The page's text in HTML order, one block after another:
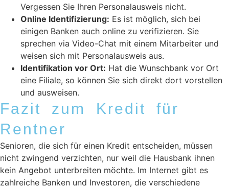
Vergessen Sie Ihren Personalausweis nicht.
Online Identifizierung: Es ist möglich, sich bei
einigen Banken auch online zu verifizieren. Sie
sprechen via Video-Chat mit einem Mitarbeiter und
weisen sich mit Personalausweis aus.
Identifikation vor Ort: Hat die Wunschbank vor Ort
eine Filiale, so können Sie sich direkt dort vorstellen
und ausweisen.
Fazit zum Kredit für
Rentner
Senioren, die sich für einen Kredit entscheiden, müssen
nicht zwingend verzichten, nur weil die Hausbank ihnen
kein Angebot unterbreiten möchte. Im Internet gibt es
zahlreiche Banken und Investoren, die verschiedene